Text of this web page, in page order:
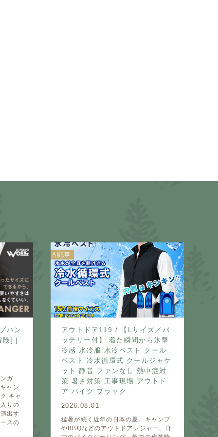
ハン
険] |
ガ
ャン
キャ
りの
出す
スの
AI記事
アウトドア119 / 【Lサイズ／バ
ッテリー付】 着た瞬間から氷撃
冷感 水冷服 水冷ベスト クール
ベスト 冷水循環式 クールジャケ
ット 静音 ファンなし 熱中症対
策 暑さ対策 工事現場 アウトド
ア バイク ブラック
2026.08.01
猛暑が続く近年の日本の夏。キャンプ
やBBQなどのアウトドアレジャー、日